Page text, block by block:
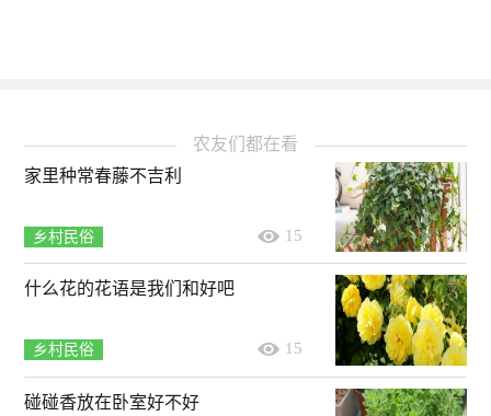
农友们都在看
家里种常春藤不吉利
乡村民俗 15
什么花的花语是我们和好吧
乡村民俗 15
碰碰香放在卧室好不好